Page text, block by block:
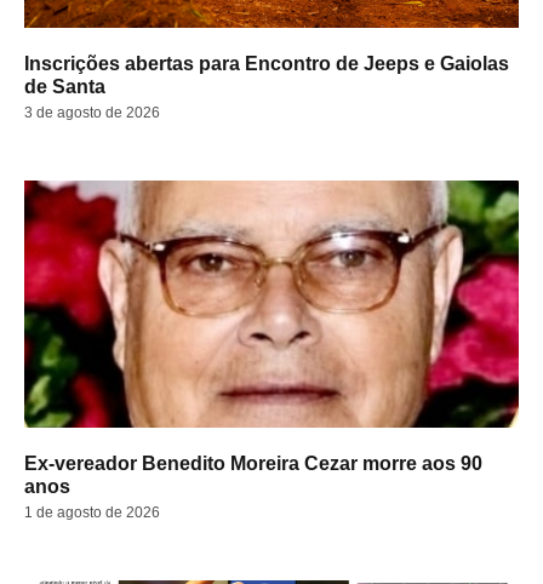
Inscrições abertas para Encontro de Jeeps e Gaiolas
de Santa
3 de agosto de 2026
Ex-vereador Benedito Moreira Cezar morre aos 90
anos
1 de agosto de 2026